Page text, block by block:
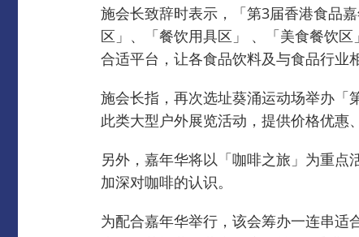
施会长致辞时表示，「第3届香港食品
区」、「餐饮用具区」 、「美食餐饮
合适平台，让各食品饮料及与食品行业
施会长指，再次选址葵涌运动场举办「
此类大型户外展览活动，提供价格优惠
另外，嘉年华将以「咖啡之旅」为重
加深对咖啡的认识。
为配合嘉年华举行，该会筹办一连串适